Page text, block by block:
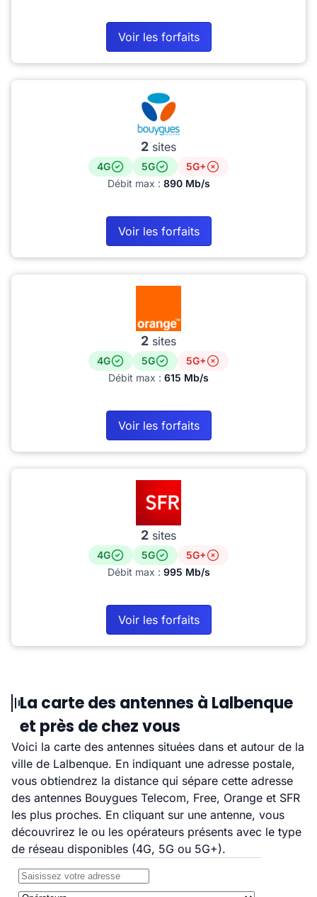
Voir les forfaits
2 sites
4G 5G
5G+
Débit max : 890 Mb/s
Voir les forfaits
2 sites
4G 5G
5G+
Débit max : 615 Mb/s
Voir les forfaits
2 sites
4G 5G
5G+
Débit max : 995 Mb/s
Voir les forfaits
La carte des antennes à Lalbenque
et près de chez vous
Voici la carte des antennes situées dans et autour de la
ville de Lalbenque. En indiquant une adresse postale,
vous obtiendrez la distance qui sépare cette adresse
des antennes Bouygues Telecom, Free, Orange et SFR
les plus proches. En cliquant sur une antenne, vous
découvrirez le ou les opérateurs présents avec le type
de réseau disponibles (4G, 5G ou 5G+).